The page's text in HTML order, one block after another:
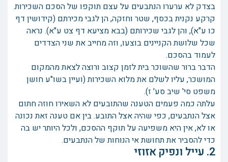
בצדק לא ערערו הנתבעים על עצם תוקפו של הסכם השכירות.
קרקע נקנית בכסף, שטר וחזקה, הן לגבי מכירתם (קידושין דף
כו ע"א), והן לגבי שכירותם (בבא מציעא דף צט ע"א). נראה
שכל שלושת הקניינים בוצעו, וזה מחייב את שני הצדדים
לעמוד בהסכם.
הדבר ברור שהשוכר בית לזמן קצוב ורוצה לצאת מהמקום
המושכר, עליו לשלם את מלוא השכירות (ועיין בשו"ע חושן
משפט סי' שיב סע' ז).
עלתה כמה פעמים הטענה שהתובעים לא השאירו חוזה חתום
אצל הנתבעים, כפי שהיה אצל התובע. בין אם טענה זאת נכונה
או לא, אין היא משפיעה על תוקף ההסכם, ולכל היותר יש בה
כדי להסביר את תחושת אי הנוחות של הנתבעים.
2. עייל ונפיק אזוזי